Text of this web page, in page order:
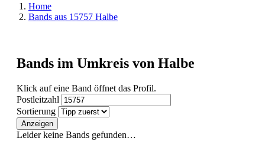
Home
Bands aus 15757 Halbe
Bands im Umkreis von Halbe
Klick auf eine Band öffnet das Profil.
Postleitzahl
Sortierung
Anzeigen
Leider keine Bands gefunden…